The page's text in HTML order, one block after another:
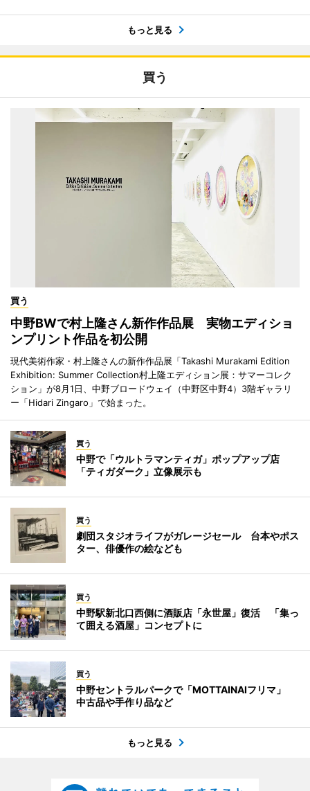
もっと見る
買う
買う
中野BWで村上隆さん新作作品展 実物エディショ
ンプリント作品を初公開
現代美術作家・村上隆さんの新作作品展「Takashi Murakami Edition
Exhibition: Summer Collection村上隆エディション展：サマーコレク
ション」が8月1日、中野ブロードウェイ（中野区中野4）3階ギャラリ
ー「Hidari Zingaro」で始まった。
買う
中野で「ウルトラマンティガ」ポップアップ店
「ティガダーク」立像展示も
買う
劇団スタジオライフがガレージセール 台本やポス
ター、俳優作の絵なども
買う
中野駅新北口西側に酒販店「永世屋」復活 「集っ
て囲える酒屋」コンセプトに
買う
中野セントラルパークで「MOTTAINAIフリマ」
中古品や手作り品など
もっと見る